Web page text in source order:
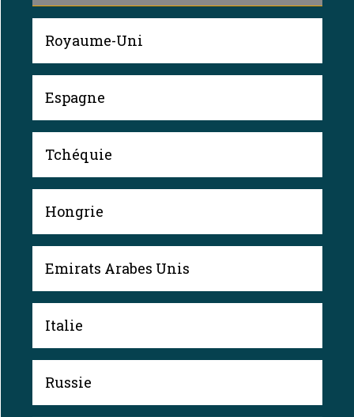
Royaume-Uni
Espagne
Tchéquie
Hongrie
Emirats Arabes Unis
Italie
Russie